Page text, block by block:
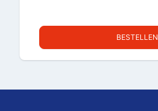
BESTELLEN